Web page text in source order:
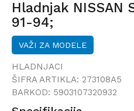
Hladnjak NISSAN
91-94;
VAŽI ZA MODELE
HLADNJACI
ŠIFRA ARTIKLA: 273108A5
BARKOD: 5903107320932